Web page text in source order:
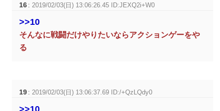
16 : 2019/02/03(日) 13:06:26.45 ID:JEXQ2i+W0
>>10
そんなに戦闘だけやりたいならアクションゲーをや
る
19 : 2019/02/03(日) 13:06:37.69 ID:/+QzLQdy0
>>10